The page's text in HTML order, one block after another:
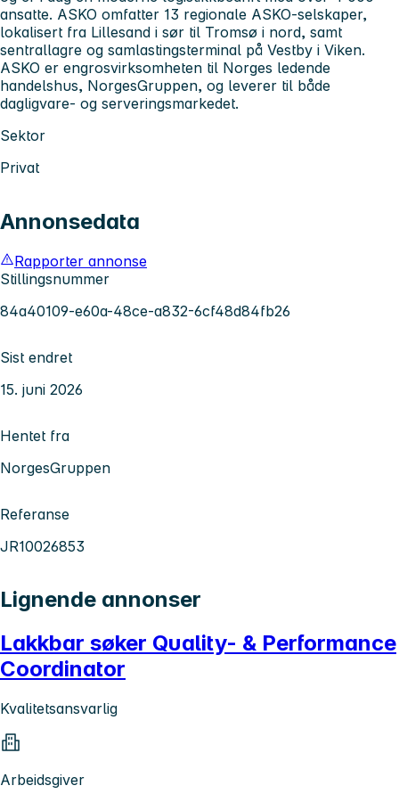
ansatte. ASKO omfatter 13 regionale ASKO-selskaper,
lokalisert fra Lillesand i sør til Tromsø i nord, samt
sentrallagre og samlastingsterminal på Vestby i Viken.
ASKO er engrosvirksomheten til Norges ledende
handelshus, NorgesGruppen, og leverer til både
dagligvare- og serveringsmarkedet.
Sektor
Privat
Annonsedata
Rapporter annonse
Stillingsnummer
84a40109-e60a-48ce-a832-6cf48d84fb26
Sist endret
15. juni 2026
Hentet fra
NorgesGruppen
Referanse
JR10026853
Lignende annonser
Lakkbar søker Quality- & Performance
Coordinator
Kvalitetsansvarlig
Arbeidsgiver